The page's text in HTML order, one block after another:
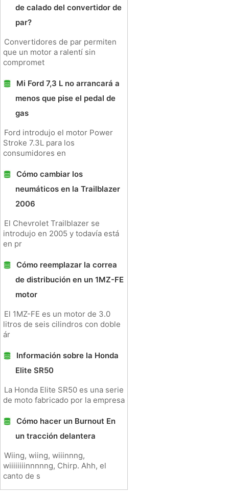
de calado del convertidor de
par?
Convertidores de par permiten
que un motor a ralentí sin
compromet
Mi Ford 7,3 L no arrancará a
menos que pise el pedal de
gas
Ford introdujo el motor Power
Stroke 7.3L para los
consumidores en
Cómo cambiar los
neumáticos en la Trailblazer
2006
El Chevrolet Trailblazer se
introdujo en 2005 y todavía está
en pr
Cómo reemplazar la correa
de distribución en un 1MZ-FE
motor
El 1MZ-FE es un motor de 3.0
litros de seis cilindros con doble
ár
Información sobre la Honda
Elite SR50
La Honda Elite SR50 es una serie
de moto fabricado por la empresa
Cómo hacer un Burnout En
un tracción delantera
Wiing, wiing, wiiinnng,
wiiiiiiiinnnnng, Chirp. Ahh, el
canto de s